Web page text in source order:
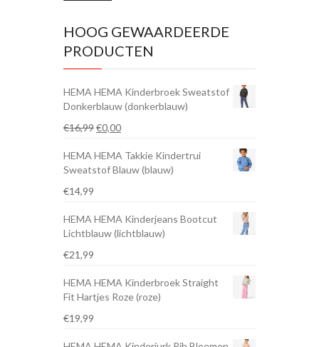
HOOG GEWAARDEERDE
PRODUCTEN
HEMA HEMA Kinderbroek Sweatstof
Donkerblauw (donkerblauw)
€16,99Oorspronkelijke
was:
€16,99.
€0,00Huidige
is:
€0,00.
HEMA HEMA Takkie Kindertrui
Sweatstof Blauw (blauw)
€14,99
HEMA HEMA Kinderjeans Bootcut
Lichtblauw (lichtblauw)
€21,99
HEMA HEMA Kinderbroek Straight
Fit Hartjes Roze (roze)
€19,99